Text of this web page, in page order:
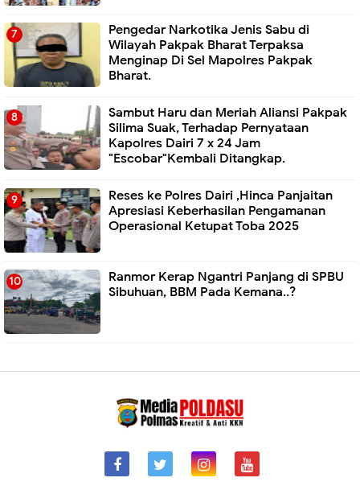
Pengedar Narkotika Jenis Sabu di
Wilayah Pakpak Bharat Terpaksa
Menginap Di Sel Mapolres Pakpak
Bharat.
Sambut Haru dan Meriah Aliansi Pakpak
Silima Suak, Terhadap Pernyataan
Kapolres Dairi 7 x 24 Jam
"Escobar"Kembali Ditangkap.
Reses ke Polres Dairi ,Hinca Panjaitan
Apresiasi Keberhasilan Pengamanan
Operasional Ketupat Toba 2025
Ranmor Kerap Ngantri Panjang di SPBU
Sibuhuan, BBM Pada Kemana..?